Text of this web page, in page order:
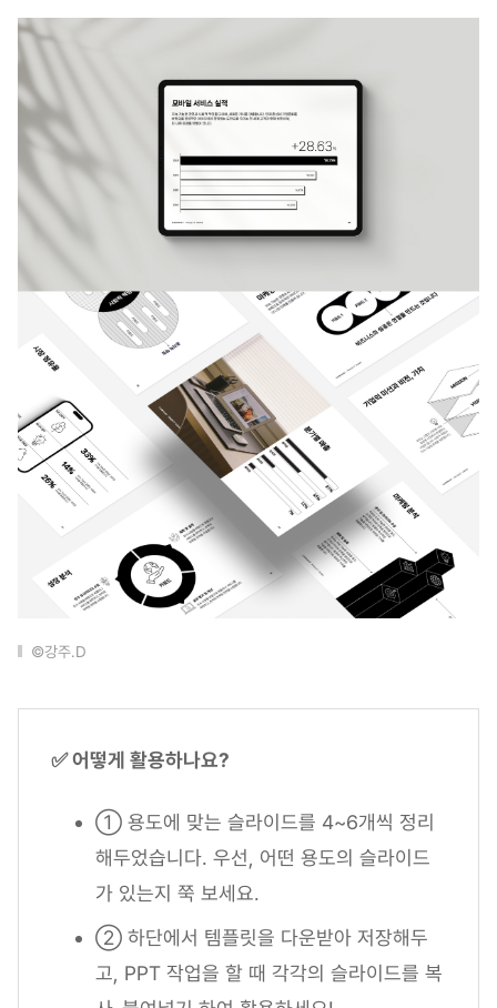
©강주.D
✅ 어떻게 활용하나요?
① 용도에 맞는 슬라이드를 4~6개씩 정리
해두었습니다. 우선, 어떤 용도의 슬라이드
가 있는지 쭉 보세요.
② 하단에서 템플릿을 다운받아 저장해두
고, PPT 작업을 할 때 각각의 슬라이드를 복